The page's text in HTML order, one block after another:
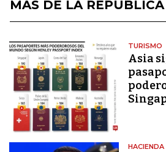
MÁS DE LA REPÚBLICA
TURISMO
Asia
HACIENDA